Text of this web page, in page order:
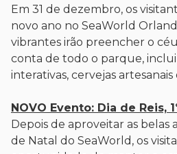
Em 31 de dezembro, os
novo ano no SeaWorld
vibrantes irão preencher o
conta de todo o parque,
interativas, cervejas artesanais
NOVO Evento: Dia de Reis,
Depois de aproveitar as belas
de Natal do SeaWorld, os